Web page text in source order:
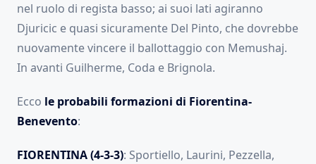
nel ruolo di regista basso; ai suoi lati agiranno
Djuricic e quasi sicuramente Del Pinto, che dovrebbe
nuovamente vincere il ballottaggio con Memushaj.
In avanti Guilherme, Coda e Brignola.
Ecco le probabili formazioni di Fiorentina-
Benevento:
FIORENTINA (4-3-3): Sportiello, Laurini, Pezzella,